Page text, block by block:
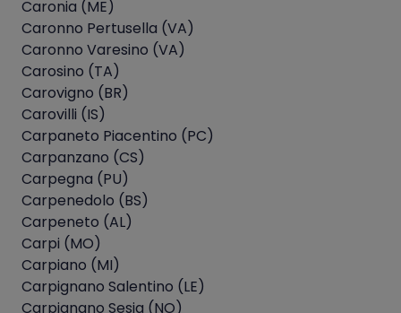
Caronia (ME)
Caronno Pertusella (VA)
Caronno Varesino (VA)
Carosino (TA)
Carovigno (BR)
Carovilli (IS)
Carpaneto Piacentino (PC)
Carpanzano (CS)
Carpegna (PU)
Carpenedolo (BS)
Carpeneto (AL)
Carpi (MO)
Carpiano (MI)
Carpignano Salentino (LE)
Carpignano Sesia (NO)